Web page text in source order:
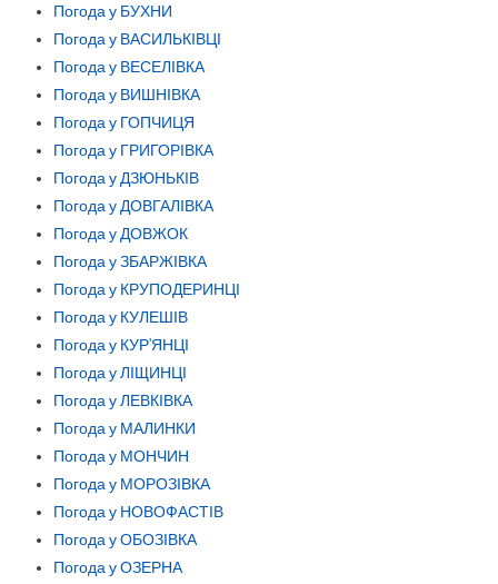
Погода у БУХНИ
Погода у ВАСИЛЬКІВЦІ
Погода у ВЕСЕЛІВКА
Погода у ВИШНІВКА
Погода у ГОПЧИЦЯ
Погода у ГРИГОРІВКА
Погода у ДЗЮНЬКІВ
Погода у ДОВГАЛІВКА
Погода у ДОВЖОК
Погода у ЗБАРЖІВКА
Погода у КРУПОДЕРИНЦІ
Погода у КУЛЕШІВ
Погода у КУР'ЯНЦІ
Погода у ЛІЩИНЦІ
Погода у ЛЕВКІВКА
Погода у МАЛИНКИ
Погода у МОНЧИН
Погода у МОРОЗІВКА
Погода у НОВОФАСТІВ
Погода у ОБОЗІВКА
Погода у ОЗЕРНА